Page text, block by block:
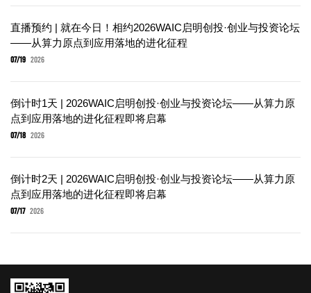
直播预约 | 就在今日！相约2026WAIC启明创投·创业与投资论坛
——从算力原点到应用落地的进化征程
07/19 2026
倒计时1天 | 2026WAIC启明创投·创业与投资论坛——从算力原
点到应用落地的进化征程即将启幕
07/18 2026
倒计时2天 | 2026WAIC启明创投·创业与投资论坛——从算力原
点到应用落地的进化征程即将启幕
07/17 2026